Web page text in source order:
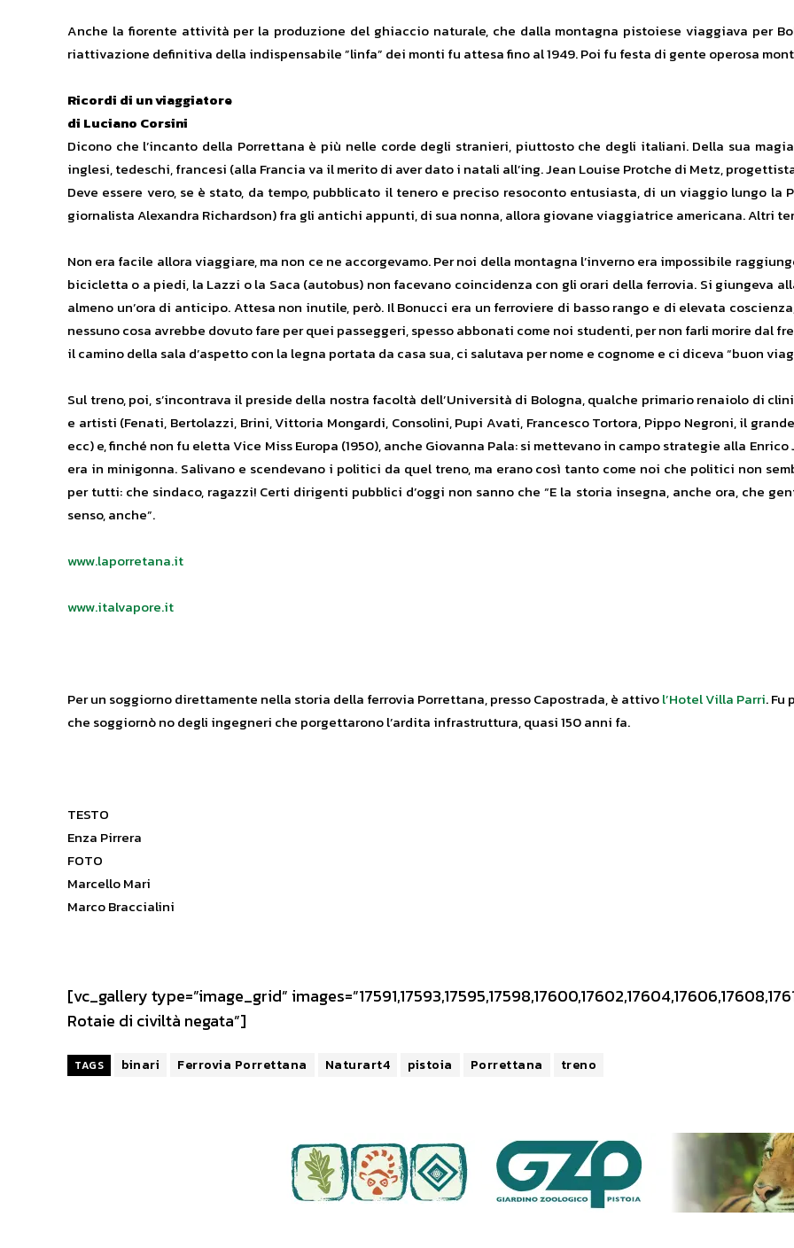
Anche la fiorente attività per la produzione del ghiaccio naturale, che dalla montagna pistoiese viaggiava per
riattivazione definitiva della indispensabile ”linfa” dei monti fu attesa fino al 1949. Poi fu festa di gente operosa
Ricordi di un viaggiatore
di Luciano Corsini
Dicono che l’incanto della Porrettana è più nelle corde degli stranieri, piuttosto che degli italiani. Della sua
inglesi, tedeschi, francesi (alla Francia va il merito di aver dato i natali all’ing. Jean Louise Protche di Metz,
Deve essere vero, se è stato, da tempo, pubblicato il tenero e preciso resoconto entusiasta, di un viaggio lungo
giornalista Alexandra Richardson) fra gli antichi appunti, di sua nonna, allora giovane viaggiatrice americana. Altri
Non era facile allora viaggiare, ma non ce ne accorgevamo. Per noi della montagna l’inverno era impossibile
bicicletta o a piedi, la Lazzi o la Saca (autobus) non facevano coincidenza con gli orari della ferrovia. Si giungeva
almeno un’ora di anticipo. Attesa non inutile, però. Il Bonucci era un ferroviere di basso rango e di elevata
nessuno cosa avrebbe dovuto fare per quei passeggeri, spesso abbonati come noi studenti, per non farli morire dal
il camino della sala d’aspetto con la legna portata da casa sua, ci salutava per nome e cognome e ci diceva “buon
Sul treno, poi, s’incontrava il preside della nostra facoltà dell’Università di Bologna, qualche primario renaiolo di
e artisti (Fenati, Bertolazzi, Brini, Vittoria Mongardi, Consolini, Pupi Avati, Francesco Tortora, Pippo Negroni, il
ecc) e, finché non fu eletta Vice Miss Europa (1950), anche Giovanna Pala: si mettevano in campo strategie alla
era in minigonna. Salivano e scendevano i politici da quel treno, ma erano così tanto come noi che politici non
per tutti: che sindaco, ragazzi! Certi dirigenti pubblici d’oggi non sanno che “E la storia insegna, anche ora, che
senso, anche”.
www.laporretana.it
www.italvapore.it
Per un soggiorno direttamente nella storia della ferrovia Porrettana, presso Capostrada, è attivol’Hotel Villa Parri.
che soggiornò no degli ingegneri che porgettarono l’ardita infrastruttura, quasi 150 anni fa.
TESTO
Enza Pirrera
FOTO
Marcello Mari
Marco Braccialini
[vc_gallery type=”image_grid”
Rotaie di civiltà negata”]
TAGS binari Ferrovia Porrettana Naturart4 pistoia Porrettana treno